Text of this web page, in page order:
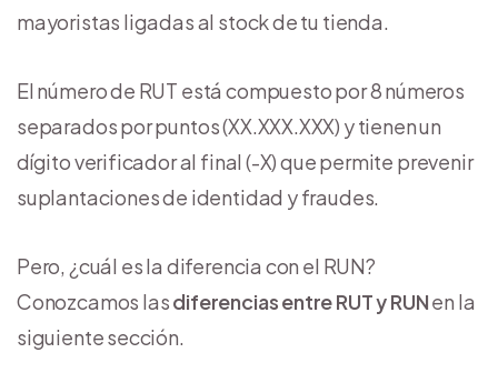
mayoristas ligadas al stock de tu tienda.
El número de RUT está compuesto por 8 números
separados por puntos (XX.XXX.XXX) y tienen un
dígito verificador al final (-X) que permite prevenir
suplantaciones de identidad y fraudes.
Pero, ¿cuál es la diferencia con el RUN?
Conozcamos lasdiferencias entre RUT y RUNen la
siguiente sección.